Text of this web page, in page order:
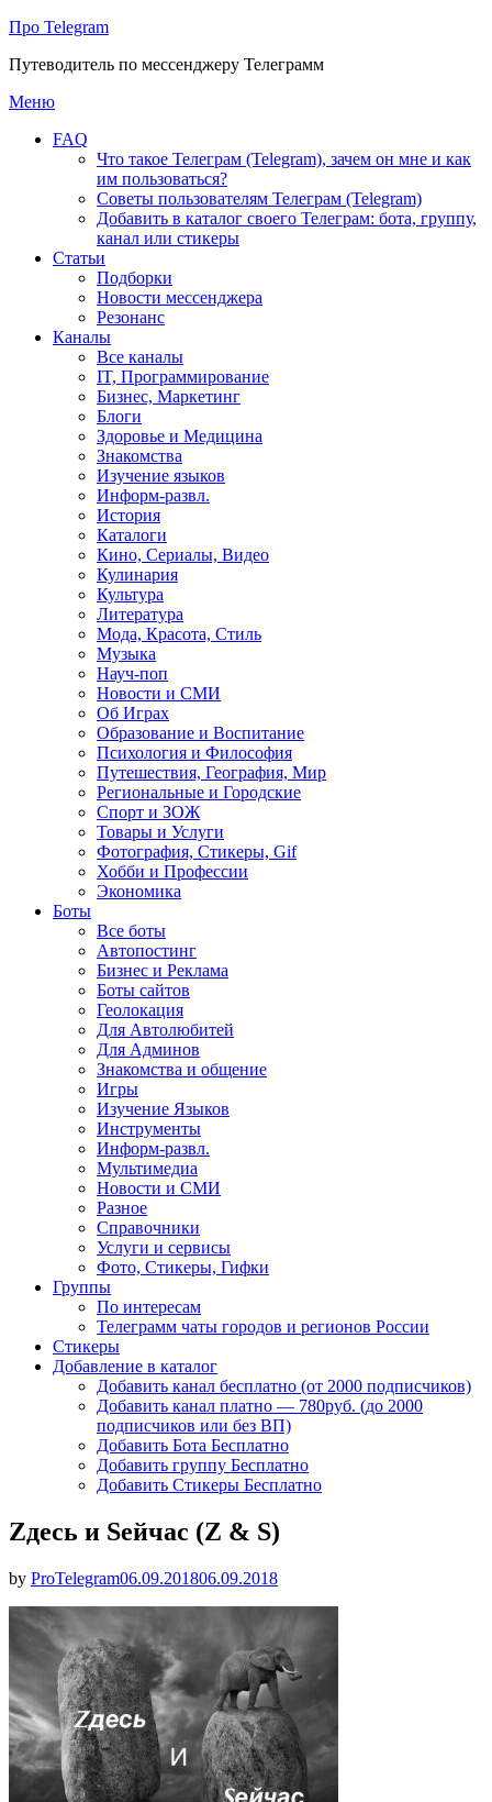
Про Telegram
Путеводитель по мессенджеру Телеграмм
Перейти
содержимому
Меню
FAQ
Что такое Телеграм (Telegram), зачем он мне и как
им пользоваться?
Советы пользователям Телеграм (Telegram)
Добавить в каталог своего Телеграм: бота, группу,
канал или стикеры
Статьи
Подборки
Новости мессенджера
Резонанс
Каналы
Все каналы
IT, Программирование
Бизнес, Маркетинг
Блоги
Здоровье и Медицина
Знакомства
Изучение языков
Информ-развл.
История
Каталоги
Кино, Сериалы, Видео
Кулинария
Культура
Литература
Мода, Красота, Стиль
Музыка
Науч-поп
Новости и СМИ
Об Играх
Образование и Воспитание
Психология и Философия
Путешествия, География, Мир
Региональные и Городские
Спорт и ЗОЖ
Товары и Услуги
Фотография, Стикеры, Gif
Хобби и Профессии
Экономика
Боты
Все боты
Автопостинг
Бизнес и Реклама
Боты сайтов
Геолокация
Для Автолюбитей
Для Админов
Знакомства и общение
Игры
Изучение Языков
Инструменты
Информ-развл.
Мультимедиа
Новости и СМИ
Разное
Справочники
Услуги и сервисы
Фото, Стикеры, Гифки
Группы
По интересам
Телеграмм чаты городов и регионов России
Стикеры
Добавление в каталог
Добавить канал бесплатно (от 2000 подписчиков)
Добавить канал платно — 780руб. (до 2000
подписчиков или без ВП)
Добавить Бота Бесплатно
Добавить группу Бесплатно
Добавить Стикеры Бесплатно
Zдесь и Sейчас (Z & S)
by ProTelegramОпубликовано
06.09.201806.09.2018